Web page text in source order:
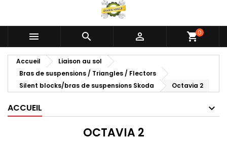
   shopping_cart0
Accueil
Liaison au sol
Bras de suspensions / Triangles / Flectors
Silent blocks/bras de suspensions Skoda
Octavia 2
ACCUEIL
OCTAVIA 2